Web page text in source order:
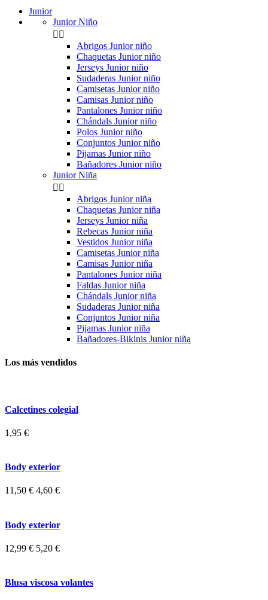
Junior
Junior Niño
 
Abrigos Junior niño
Chaquetas Junior niño
Jerseys Junior niño
Sudaderas Junior niño
Camisetas Junior niño
Camisas Junior niño
Pantalones Junior niño
Chándals Junior niño
Polos Junior niño
Conjuntos Junior niño
Pijamas Junior niño
Bañadores Junior niño
Junior Niña
 
Abrigos Junior niña
Chaquetas Junior niña
Jerseys Junior niña
Rebecas Junior niña
Vestidos Junior niña
Camisetas Junior niña
Camisas Junior niña
Pantalones Junior niña
Faldas Junior niña
Chándals Junior niña
Sudaderas Junior niña
Conjuntos Junior niña
Pijamas Junior niña
Bañadores-Bikinis Junior niña
Los más vendidos
Calcetines colegial
1,95 €
Body exterior
11,50 € 4,60 €
Body exterior
12,99 € 5,20 €
Blusa viscosa volantes